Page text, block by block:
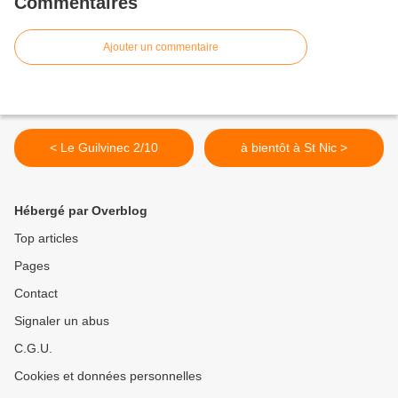
Ajouter un commentaire
< Le Guilvinec 2/10 à bientôt à St Nic >
Hébergé par Overblog
Top articles
Pages
Contact
Signaler un abus
C.G.U.
Cookies et données personnelles